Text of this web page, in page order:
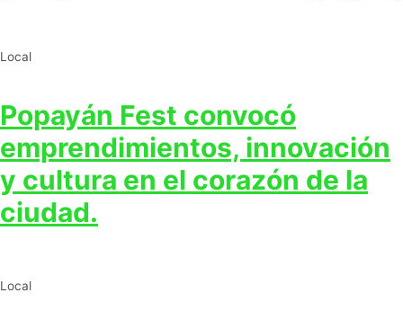
Local
Popayán Fest convocó
emprendimientos, innovación
y cultura en el corazón de la
ciudad.
Local